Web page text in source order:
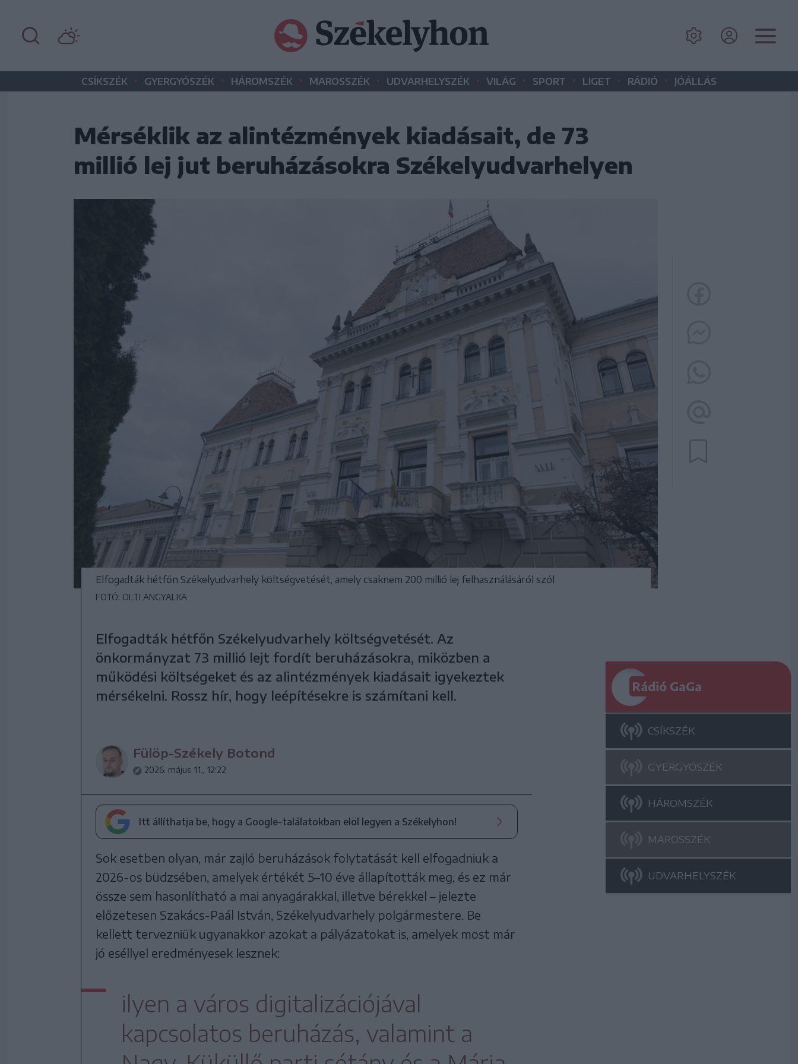
CSÍKSZÉK • GYERGYÓSZÉK • HÁROMSZÉK • MAROSSZÉK • UDVARHELYSZÉK • VILÁG • SPORT • LIGET • RÁDIÓ • JÓÁLLÁS
Mérséklik az alintézmények kiadásait, de 73
millió lej jut beruházásokra Székelyudvarhelyen
Elfogadták hétfőn Székelyudvarhely költségvetését, amely csaknem 200 millió lej felhasználásáról szól
FOTÓ: OLTI ANGYALKA
Elfogadták hétfőn Székelyudvarhely költségvetését. Az
önkormányzat 73 millió lejt fordít beruházásokra, miközben a
működési költségeket és az alintézmények kiadásait igyekeztek
mérsékelni. Rossz hír, hogy leépítésekre is számítani kell.
Fülöp-Székely Botond
2026. május 11., 12:22
Itt állíthatja be, hogy a Google-találatokban elöl legyen a Székelyhon!
Sok esetben olyan, már zajló beruházások folytatását kell elfogadniuk a
2026-os büdzsében, amelyek értékét 5–10 éve állapították meg, és ez már
össze sem hasonlítható a mai anyagárakkal, illetve bérekkel – jelezte
előzetesen Szakács-Paál István, Székelyudvarhely polgármestere. Be
kellett tervezniük ugyanakkor azokat a pályázatokat is, amelyek most már
jó eséllyel eredményesek lesznek:
ilyen a város digitalizációjával
kapcsolatos beruházás, valamint a
Rádió GaGa
CSÍKSZÉK
GYERGYÓSZÉK
HÁROMSZÉK
MAROSSZÉK
UDVARHELYSZÉK